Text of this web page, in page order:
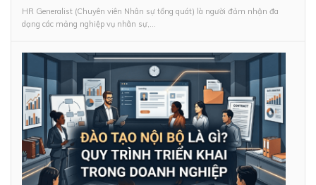
HR Generalist (Chuyên viên Nhân sự tổng quát) là người đảm nhận đa
dạng các mảng nghiệp vụ nhân sự,...